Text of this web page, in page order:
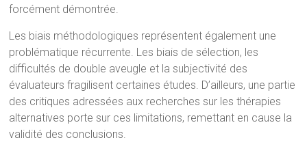
forcément démontrée.
Les biais méthodologiques représentent également une
problématique récurrente. Les biais de sélection, les
difficultés de double aveugle et la subjectivité des
évaluateurs fragilisent certaines études. D’ailleurs, une partie
des critiques adressées aux recherches sur les thérapies
alternatives porte sur ces limitations, remettant en cause la
validité des conclusions.